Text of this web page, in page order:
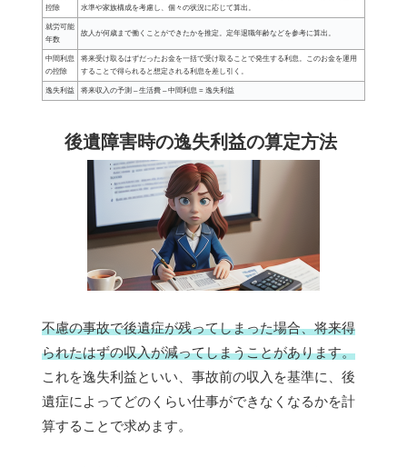
控除
水準や家族構成を考慮し、個々の状況に応じて算出。
就労可能
年数
故人が何歳まで働くことができたかを推定。定年退職年齢などを参考に算出。
中間利息
の控除
将来受け取るはずだったお金を一括で受け取ることで発生する利息。このお金を運用
することで得られると想定される利息を差し引く。
逸失利益 将来収入の予測 – 生活費 – 中間利息 = 逸失利益
後遺障害時の逸失利益の算定方法
不慮の事故で後遺症が残ってしまった場合、将来得
られたはずの収入が減ってしまうことがあります。
これを逸失利益といい、事故前の収入を基準に、後
遺症によってどのくらい仕事ができなくなるかを計
算することで求めます。